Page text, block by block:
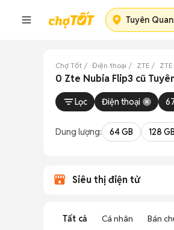
Tuyên
Chợ Tốt Điện thoại ZTE
0 Zte Nubia Flip3 cũ
Lọc Điện thoại
Dung lượng: 64 GB 128 GB
Siêu thị điện tử
Tất cả Cá nhân Bán